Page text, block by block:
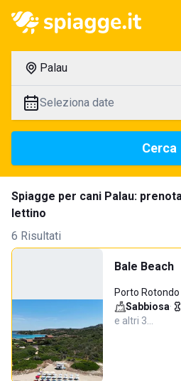
Palau
Seleziona date
Cerca
Spiagge per cani Palau:
lettino
6 Risultati
Bale Beach
Porto Rotondo
Sabbiosa·
e altri 3…